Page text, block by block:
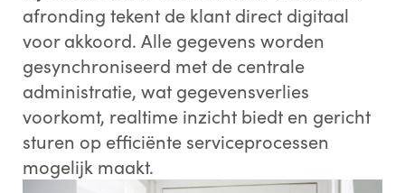
afronding tekent de klant direct digitaal
voor akkoord. Alle gegevens worden
gesynchroniseerd met de centrale
administratie, wat gegevensverlies
voorkomt, realtime inzicht biedt en gericht
sturen op efficiënte serviceprocessen
mogelijk maakt.
Achternaam:
*E-mailadres: